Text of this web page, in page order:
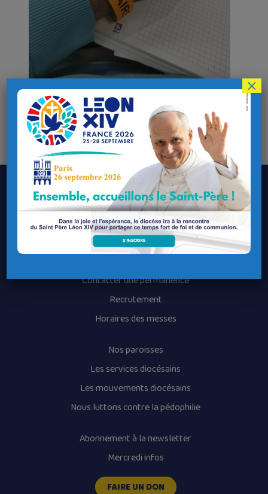
Site du congrès mission national:
https://congresmission.com/
Le Diocèse de Quimper et Léon
Contacter le Diocèse
Contacter ma Paroisse
Contacter une permanence
Recrutement
Horaires des messes
Nos paroisses
Les services diocésains
Les mouvements diocésains
Nous luttons contre la pédophilie
Abonnement à la newsletter
Mercredi infos
FAIRE UN DON
×